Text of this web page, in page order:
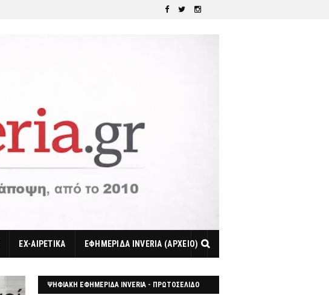
EX-ΑΙΡΕΤΙΚΑ ΕΦΗΜΕΡΙΔΑ INVERIA (ΑΡΧΕΙΟ)
ΨΗΦΙΑΚΗ ΕΦΗΜΕΡΙΔΑ INVERIA - ΠΡΩΤΟΣΕΛΙΔΟ